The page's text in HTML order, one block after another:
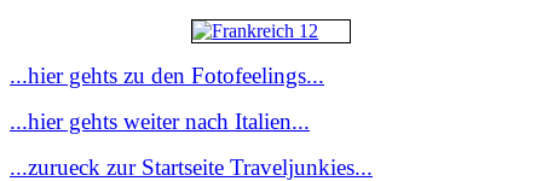
...hier gehts zu den Fotofeelings...
...hier gehts weiter nach Italien...
...zurueck zur Startseite Traveljunkies...